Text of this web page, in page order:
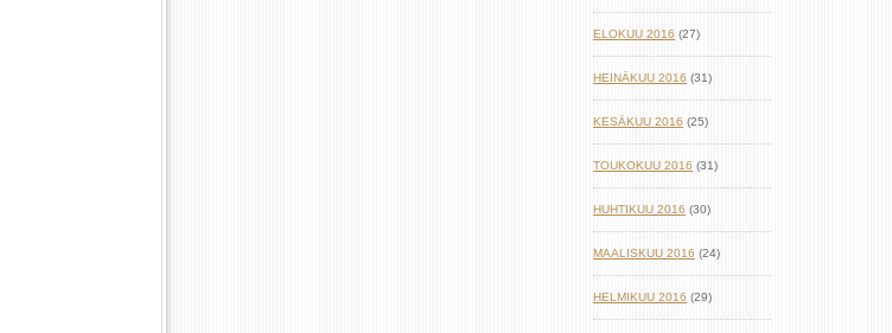
ELOKUU 2016 (27)
HEINÄKUU 2016 (31)
KESÄKUU 2016 (25)
TOUKOKUU 2016 (31)
HUHTIKUU 2016 (30)
MAALISKUU 2016 (24)
HELMIKUU 2016 (29)